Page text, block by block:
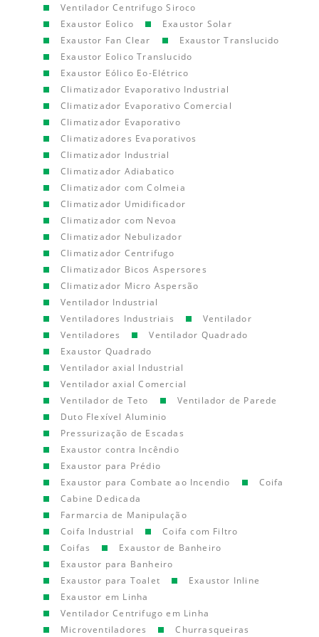
Ventilador Centrifugo Siroco
Exaustor Eolico
Exaustor Solar
Exaustor Fan Clear
Exaustor Translucido
Exaustor Eolico Translucido
Exaustor Eólico Eo-Elétrico
Climatizador Evaporativo Industrial
Climatizador Evaporativo Comercial
Climatizador Evaporativo
Climatizadores Evaporativos
Climatizador Industrial
Climatizador Adiabatico
Climatizador com Colmeia
Climatizador Umidificador
Climatizador com Nevoa
Climatizador Nebulizador
Climatizador Centrifugo
Climatizador Bicos Aspersores
Climatizador Micro Aspersão
Ventilador Industrial
Ventiladores Industriais
Ventilador
Ventiladores
Ventilador Quadrado
Exaustor Quadrado
Ventilador axial Industrial
Ventilador axial Comercial
Ventilador de Teto
Ventilador de Parede
Duto Flexível Aluminio
Pressurização de Escadas
Exaustor contra Incêndio
Exaustor para Prédio
Exaustor para Combate ao Incendio
Coifa
Cabine Dedicada
Farmarcia de Manipulação
Coifa Industrial
Coifa com Filtro
Coifas
Exaustor de Banheiro
Exaustor para Banheiro
Exaustor para Toalet
Exaustor Inline
Exaustor em Linha
Ventilador Centrifugo em Linha
Microventiladores
Churrasqueiras